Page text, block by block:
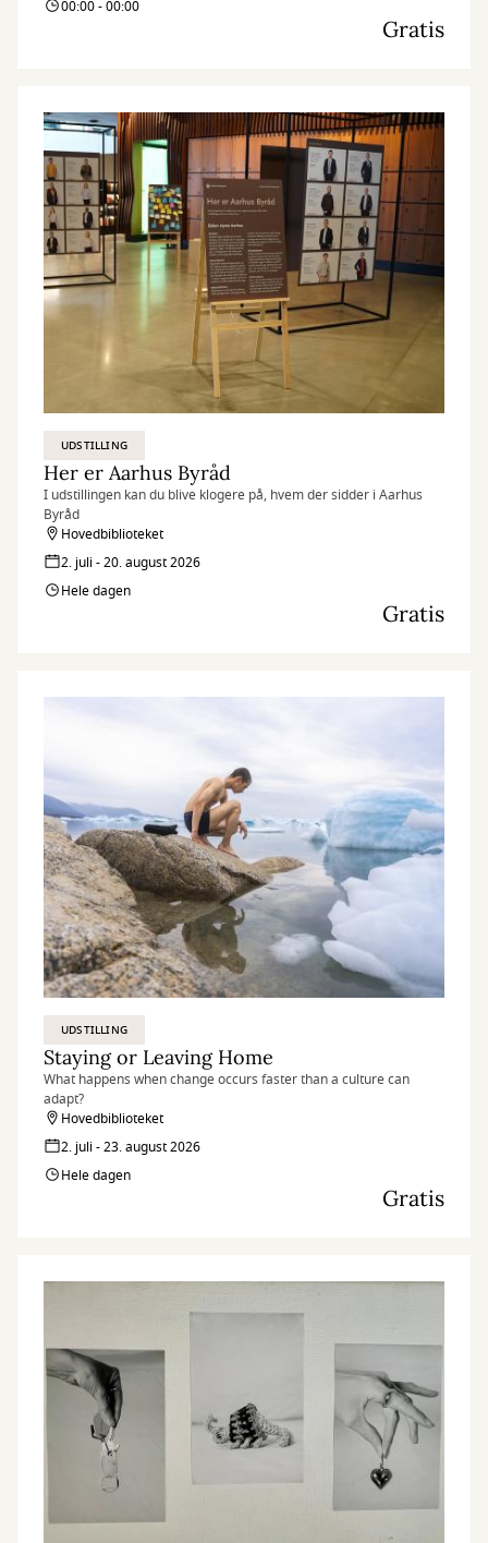
00:00 - 00:00
Gratis
UDSTILLING
Her er Aarhus Byråd
I udstillingen kan du blive klogere på, hvem der sidder i Aarhus
Byråd
Hovedbiblioteket
2. juli - 20. august 2026
Hele dagen
Gratis
UDSTILLING
Staying or Leaving Home
What happens when change occurs faster than a culture can
adapt?
Hovedbiblioteket
2. juli - 23. august 2026
Hele dagen
Gratis